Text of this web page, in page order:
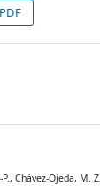
PDF
Chávez-Ojeda, M.